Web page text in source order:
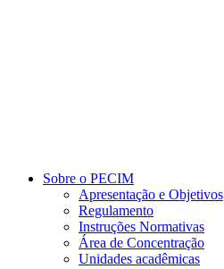
Sobre o PECIM
Apresentação e Objetivos
Regulamento
Instruções Normativas
Área de Concentração
Unidades acadêmicas